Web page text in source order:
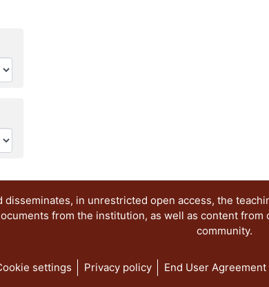
in unrestricted open access, the
from the institution, as well as content
community.
settings Privacy policy End User Agreement